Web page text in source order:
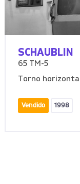
SCHAUBLIN
65 TM-5
Torno
Vendido 1998